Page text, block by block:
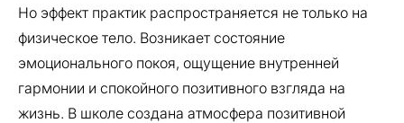
Но эффект практик распространяется не только на
физическое тело. Возникает состояние
эмоционального покоя, ощущение внутренней
гармонии и спокойного позитивного взгляда на
жизнь. В школе создана атмосфера позитивной